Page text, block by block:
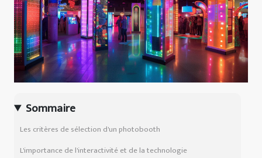
Sommaire
Les critères de sélection d'un photobooth
L'importance de l'interactivité et de la technologie